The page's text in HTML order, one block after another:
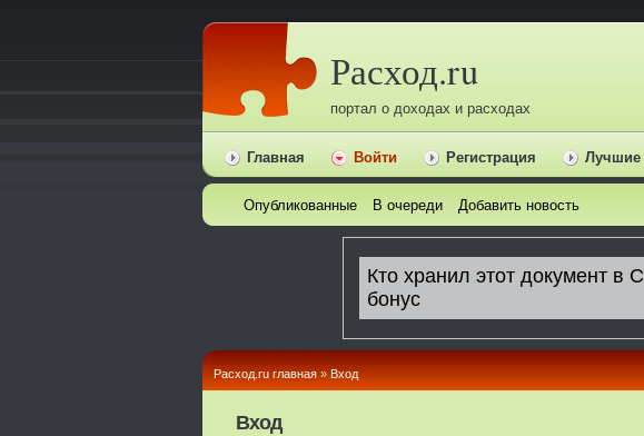
Расход.ru
портал о доходах и расходах
Главная Войти Регистрация Лучшие
Опубликованные В очереди Добавить новость
Расход.ru главная » Вход
Вход